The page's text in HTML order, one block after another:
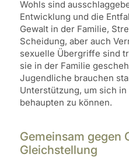
Wohls sind
Entwicklung und die
Gewalt in der Familie,
Scheidung, aber auch
sexuelle Übergriffe sind
sie in der Familie
Jugendliche brauchen
Unterstützung, um sich
behaupten zu können.
Gemeinsam gegen
Gleichstellung